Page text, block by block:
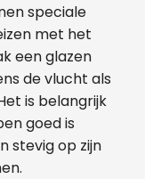
speciale
met het
een glazen
de vlucht als
is belangrijk
goed is
stevig op zijn